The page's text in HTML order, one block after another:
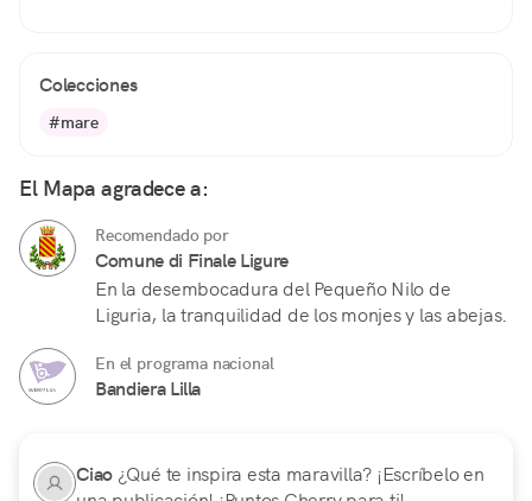
Colecciones
#mare
El Mapa agradece a:
Recomendado por
Comune di Finale Ligure
En la desembocadura del Pequeño Nilo de
Liguria, la tranquilidad de los monjes y las abejas.
En el programa nacional
Bandiera Lilla
Ciao ¿Qué te inspira esta maravilla? ¡Escríbelo en